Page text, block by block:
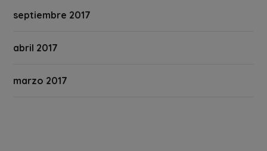
septiembre 2017
abril 2017
marzo 2017